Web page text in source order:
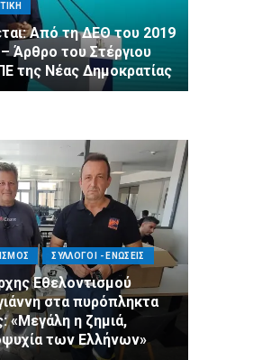
Από τη ΔΕΘ του 2019
Άρθρο του Στέργιου
της Νέας Δημοκρατίας
ΣΥΛΛΟΓΟΙ - ΕΝΩΣΕΙΣ
Εθελοντισμού
στα πυρόπληκτα
«Μεγάλη η ζημιά,
των Ελλήνων»